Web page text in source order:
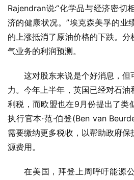
Rajendran说:“化学品与经济密切
济的健康状况。”埃克森美孚的业
的上涨抵消了原油价格的下跌。
气业务的利润预测。
这对股东来说是个好消息，但
力。今年上半年，英国已经对石
利税，而欧盟也在9月份提出了类
执行官本·范·伯登(Ben van
需要缴纳更多税收，以帮助政府
源费用。
在美国，拜登上周呼吁能源